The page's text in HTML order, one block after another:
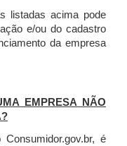
listadas acima pode
e/ou do cadastro
da empresa
EMPRESA NÃO
é